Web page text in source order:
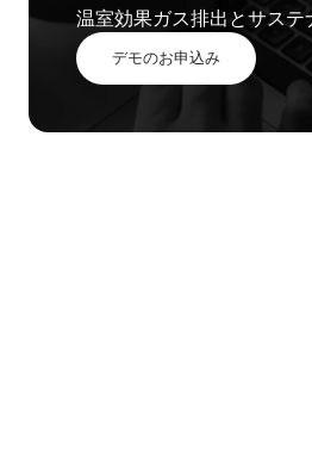
温室効果ガス排出とサス
デモのお申込み